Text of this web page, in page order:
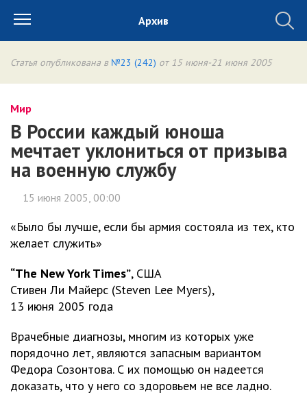
Архив
Статья опубликована в №23 (242) от 15 июня-21 июня 2005
Мир
В России каждый юноша
мечтает уклониться от призыва
на военную службу
15 июня 2005, 00:00
«Было бы лучше, если бы армия состояла из тех, кто
желает служить»
“The New York Times”, США
Стивен Ли Майерс (Steven Lee Myers),
13 июня 2005 года
Врачебные диагнозы, многим из которых уже
порядочно лет, являются запасным вариантом
Федора Созонтова. С их помощью он надеется
доказать, что у него со здоровьем не все ладно.